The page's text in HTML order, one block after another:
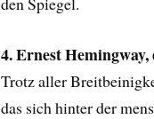
4. Ernest Hemingway,
Trotz aller
das sich hinter der